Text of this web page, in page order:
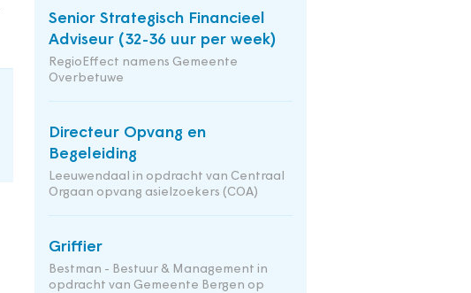
Senior Strategisch Financieel
Adviseur (32-36 uur per week)
RegioEffect namens Gemeente
Overbetuwe
Directeur Opvang en
Begeleiding
Leeuwendaal in opdracht van Centraal
Orgaan opvang asielzoekers (COA)
Griffier
Bestman - Bestuur & Management in
opdracht van Gemeente Bergen op